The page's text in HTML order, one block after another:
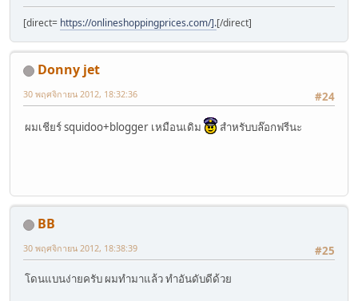
[direct= https://onlineshoppingprices.com/].[/direct]
Donny jet
#24
30 พฤศจิกายน 2012, 18:32:36
ผมเชียร์ squidoo+blogger เหมือนเดิม สำหรับบล๊อกฟรีนะ
BB
#25
30 พฤศจิกายน 2012, 18:38:39
โดนแบนง่ายครับ ผมทำมาแล้ว ทำอันดับดีด้วย